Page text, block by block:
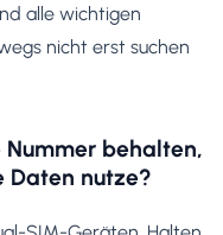
alle wichtigen
nicht erst suchen
Nummer behalten,
Daten nutze?